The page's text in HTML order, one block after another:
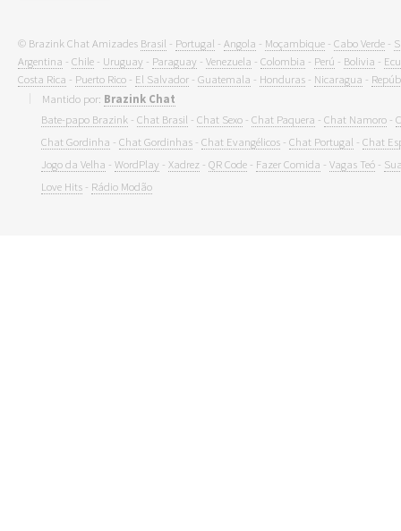
© Brazink Chat Amizades Brasil - Portugal - Angola - Moçambique - Cabo Verde -
Argentina - Chile - Uruguay - Paraguay - Venezuela - Colombia - Perú - Bolivia -
Costa Rica - Puerto Rico - El Salvador - Guatemala - Honduras - Nicaragua -
Mantido por: Brazink Chat
Bate-papo Brazink - Chat Brasil - Chat Sexo- Chat Paquera - Chat Namoro-
Chat Gordinha - Chat Gordinhas- Chat Evangélicos- Chat Portugal - Chat
Jogo da Velha - WordPlay - Xadrez- QR Code- Fazer Comida - Vagas Teó-
Love Hits- Rádio Modão